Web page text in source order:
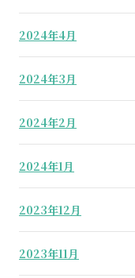
2024年4月
2024年3月
2024年2月
2024年1月
2023年12月
2023年11月